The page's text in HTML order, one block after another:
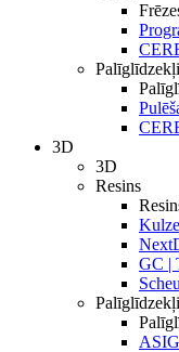
Palīglīdzekļi
3D
3D
Resins
GC |
Palīglīdzekļi